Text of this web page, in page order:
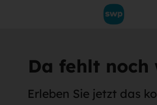
Da fehlt noch
Erleben Sie jetzt das